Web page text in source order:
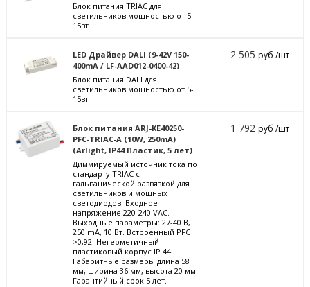
Блок питания TRIAC для
светильников мощностью от 5-
15вт
LED Драйвер DALI (9-42V 150-
400mA / LF-AAD012-0400-42)
Блок питания DALI для
светильников мощностью от 5-
15вт
2 505руб /шт
Блок питания ARJ-KE40250-
PFC-TRIAC-A (10W, 250mA)
(Arlight, IP44 Пластик, 5 лет)
Диммируемый источник тока по
стандарту TRIAC с
гальванической развязкой для
светильников и мощных
светодиодов. Входное
напряжение 220-240 VAC.
Выходные параметры: 27-40 В,
250 mА, 10 Вт. Встроенный PFC
>0,92. Негерметичный
пластиковый корпус IP 44.
Габаритные размеры длина 58
мм, ширина 36 мм, высота 20 мм.
Гарантийный срок 5 лет.
1 792руб /шт